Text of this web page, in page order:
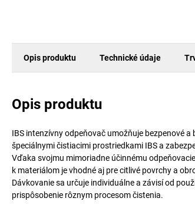
Opis produktu Technické údaje
Opis produktu
IBS intenzívny odpeňovač umožňuje bezpenové
špeciálnymi čistiacimi prostriedkami IBS a
Vďaka svojmu mimoriadne účinnému
k materiálom je vhodné aj pre citlivé povrchy a
Dávkovanie sa určuje individuálne a závisí od
prispôsobenie rôznym procesom čistenia.